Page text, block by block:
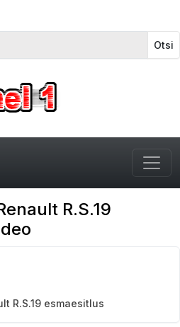
Otsi
R.S.19
R.S.19 esmaesitlus